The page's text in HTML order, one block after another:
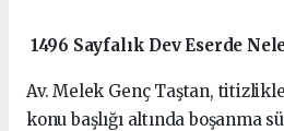
1496 Sayfalık Dev Eserde
Av. Melek Genç Taştan,
konu başlığı altında boşanma